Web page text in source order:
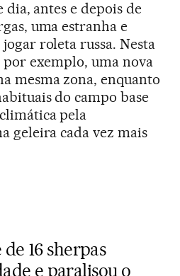
antes e depois de
uma estranha e
roleta russa. Nesta
por exemplo, uma nova
mesma zona, enquanto
do campo base
pela
geleira cada vez mais
16 sherpas
e paralisou o